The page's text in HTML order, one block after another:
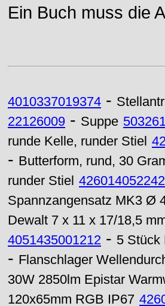
Ein Buch muss die
4010337019374 -
22126009 - Suppe
runde Kelle, runder Stiel
- Butterform, rund, 30
runder Stiel
Spannzangensatz MK3 Ø
Dewalt 7 x 11 x 17/18,5
4051435001212 - 5 Stück
- Flanschlager
30W 2850lm Epistar
120x65mm RGB IP67